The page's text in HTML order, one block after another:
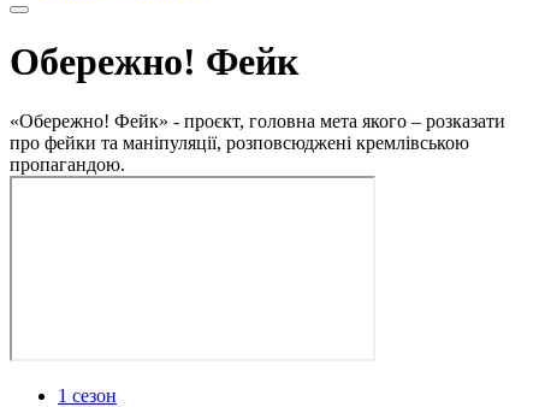
Обережно! Фейк
«Обережно! Фейк» - проєкт, головна мета якого – розказати
про фейки та маніпуляції, розповсюджені кремлівською
пропагандою.
1 сезон